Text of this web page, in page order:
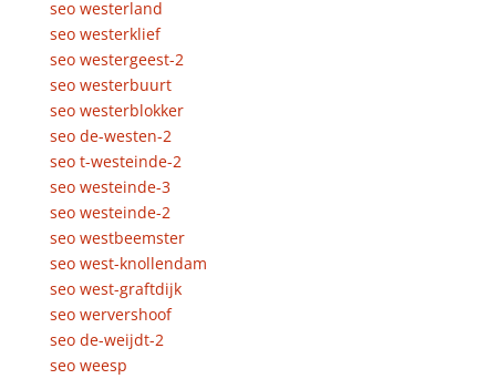
seo westerland
seo westerklief
seo westergeest-2
seo westerbuurt
seo westerblokker
seo de-westen-2
seo t-westeinde-2
seo westeinde-3
seo westeinde-2
seo westbeemster
seo west-knollendam
seo west-graftdijk
seo wervershoof
seo de-weijdt-2
seo weesp